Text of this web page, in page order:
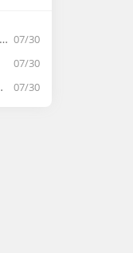
07/30
07/30
07/30